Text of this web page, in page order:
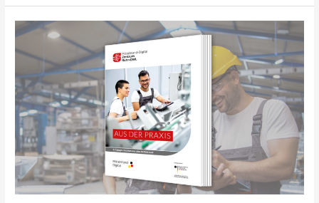
Aus
Praxis:
Neue
Broschüre
stellt
Erfolgsgeschichten
vor